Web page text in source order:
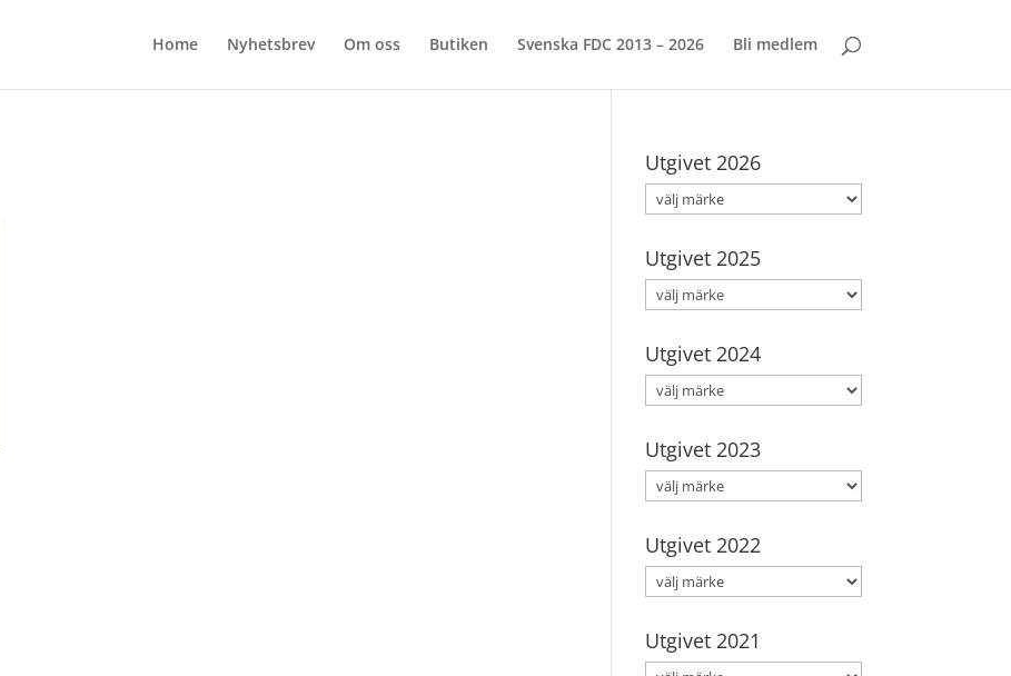
Home Nyhetsbrev Om oss Butiken Svenska FDC 2013 – 2026 Bli medlem
Utgivet 2026
Utgivet 2025
Utgivet 2024
Utgivet 2023
Utgivet 2022
Utgivet 2021